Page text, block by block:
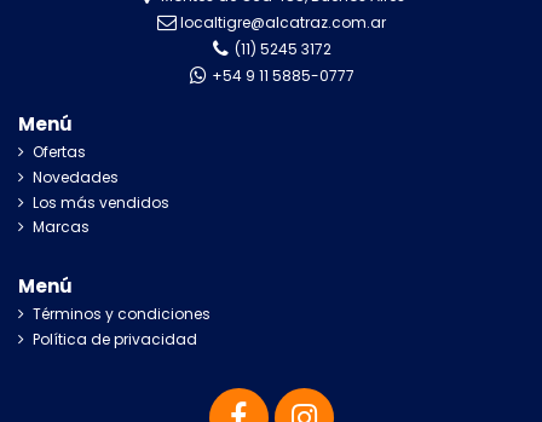
localtigre@alcatraz.com.ar
(11) 5245 3172
+54 9 11 5885-0777
Menú
Ofertas
Novedades
Los más vendidos
Marcas
Menú
Términos y condiciones
Política de privacidad